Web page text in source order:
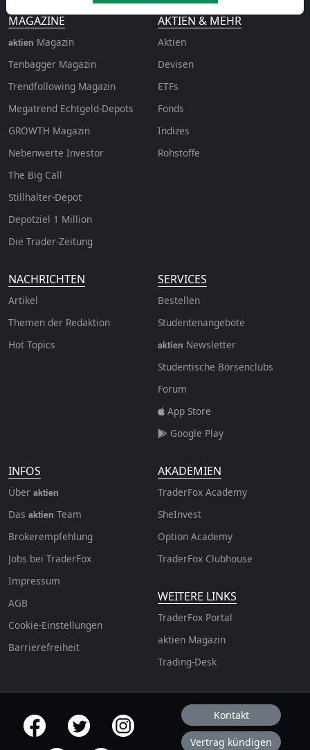
MAGAZINE
aktien Magazin
Tenbagger Magazin
Trendfollowing Magazin
Megatrend Echtgeld-Depots
GROWTH Magazin
Nebenwerte Investor
The Big Call
Stillhalter-Depot
Depotziel 1 Million
Die Trader-Zeitung
AKTIEN & MEHR
Aktien
Devisen
ETFs
Fonds
Indizes
Rohstoffe
NACHRICHTEN
Artikel
Themen der Redaktion
Hot Topics
SERVICES
Bestellen
Studentenangebote
aktien Newsletter
Studentische Börsenclubs
Forum
App Store
Google Play
INFOS
Über aktien
Das aktien Team
Brokerempfehlung
Jobs bei TraderFox
Impressum
AGB
Cookie-Einstellungen
Barrierefreiheit
AKADEMIEN
TraderFox Academy
SheInvest
Option Academy
TraderFox Clubhouse
WEITERE LINKS
TraderFox Portal
aktien Magazin
Trading-Desk
offizielle Social Media-Accounts Kontakt
Vertrag kündigen